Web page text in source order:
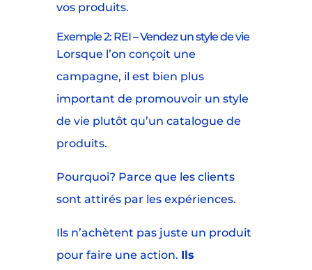
vos produits.
Exemple 2: REI – Vendez un style de vie
Lorsque l’on conçoit une
campagne, il est bien plus
important de promouvoir un style
de vie plutôt qu’un catalogue de
produits.
Pourquoi? Parce que les clients
sont attirés par les expériences.
Ils n’achètent pas juste un produit
pour faire une action. Ils